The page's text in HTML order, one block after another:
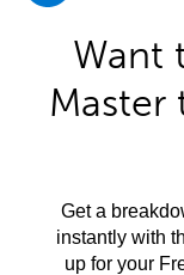
Want
Master
Get a
instantly with
up for your